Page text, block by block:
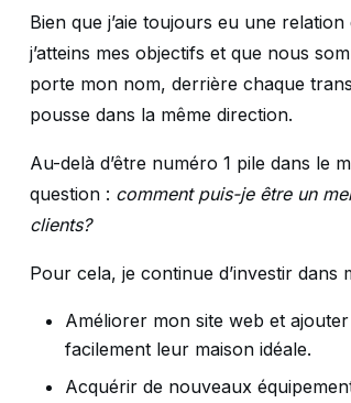
Bien que j’aie toujours eu une
j’atteins mes objectifs et que nous
porte mon nom, derrière chaque
pousse dans la même direction.
Au-delà d’être numéro 1 pile dans le
question : comment puis-je être un
clients?
Pour cela, je continue d’investir
Améliorer mon site web et
facilement leur maison idéale.
Acquérir de nouveaux